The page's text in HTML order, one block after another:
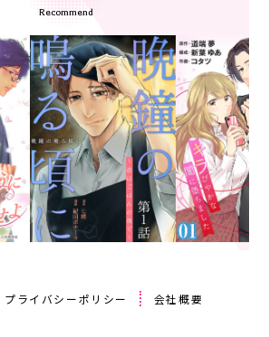
Recommend
プライバシーポリシー 会社概要